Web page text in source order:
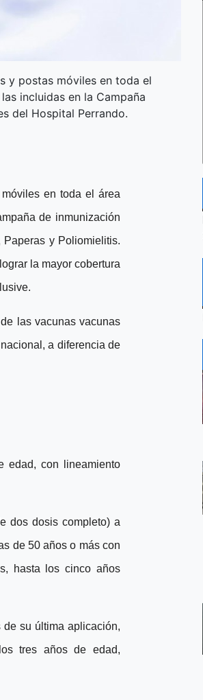
y postas móviles en toda el
incluidas en la Campaña
del Hospital Perrando.
en toda el área
de inmunización
y Poliomielitis.
la mayor cobertura
las vacunas vacunas
a diferencia de
edad, con lineamiento
dos dosis completo) a
de 50 años o más con
hasta los cinco años
su última aplicación,
tres años de edad,